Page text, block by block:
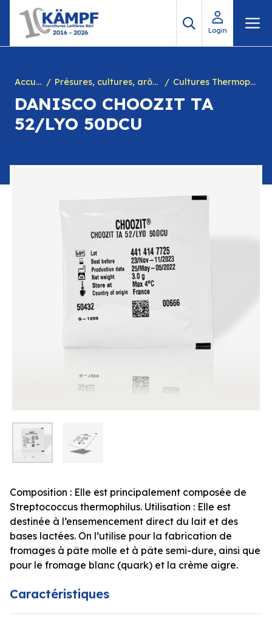
contenu
Login
Accueil Présures, cultures, arôme à yogourt, marques, chiffres en caséine et divers Cultures Thermophiles
DANISCO CHOOZIT TA
52/LYO 50DCU
Composition : Elle est principalement composée de
Streptococcus thermophilus. Utilisation : Elle est
destinée à l’ensemencement direct du lait et des
bases lactées. On l’utilise pour la fabrication de
fromages à pâte molle et à pâte semi-dure, ainsi que
pour le fromage blanc (quark) et la crème aigre.
Caractéristiques